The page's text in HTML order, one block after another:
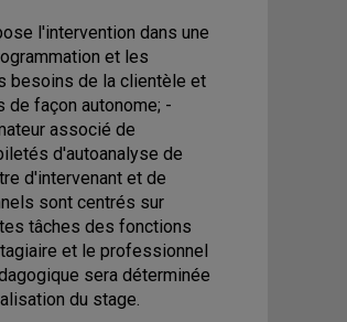
l'intervention dans une
et les
besoins de la clientèle et
façon autonome; -
associé de
d'autoanalyse de
d'intervenant et de
sont centrés sur
tâches des fonctions
et le professionnel
sera déterminée
du stage.